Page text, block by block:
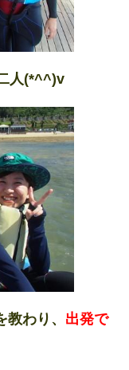
人(*^^)v
わり、 出発で